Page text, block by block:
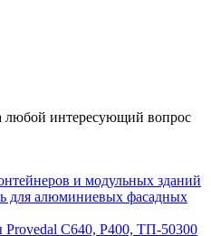
любой интересующий вопрос
и модульных зданий
для алюминиевых фасадных